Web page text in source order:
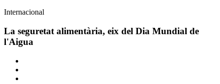
Àmbit
la
notícia
Internacional
La seguretat alimentària, eix del Dia Mundial de
l'Aigua
Comparteix